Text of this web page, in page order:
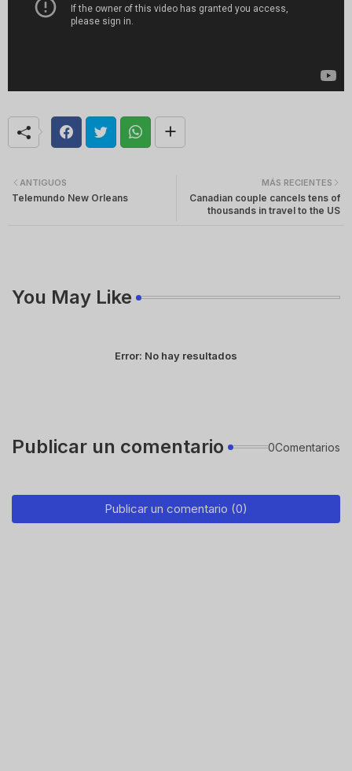
MÁS RECIENTES
Canadian couple cancels tens of
thousands in travel to the US
ANTIGUOS
Telemundo New Orleans
You May Like
Error: No hay resultados
Publicar un comentario 0Comentarios
Publicar un comentario (0)